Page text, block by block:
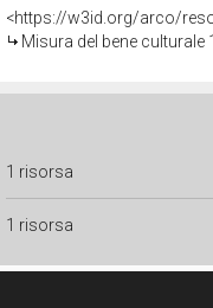
<https://w3id.org/arco/
Misura del bene culturale
1 risorsa
1 risorsa